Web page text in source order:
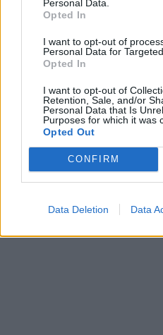
Personal Data.
Opted In
I want to opt-out of
Personal Data for
Opted In
I want to opt-out of
Retention, Sale, and/or
Personal Data that Is
Purposes for which it was
Opted Out
CONFIRM
Data Deletion Data